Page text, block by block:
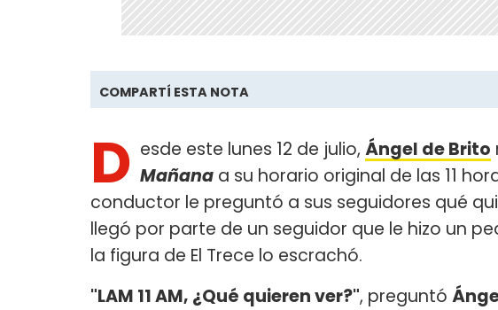
COMPARTÍ ESTA NOTA
D esde este lunes 12 de julio, Ángel de Brito
Mañana a su horario original de las 11
conductor le preguntó a sus seguidores qué
llegó por parte de un seguidor que le hizo un
la figura de El Trece lo escrachó.
"LAM 11 AM, ¿Qué quieren ver?", preguntó